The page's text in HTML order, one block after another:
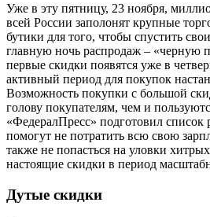
Уже в эту пятницу, 23 ноября,
всей России заполонят крупные
бутики для того, чтобы спустить
главную ночь распродаж – «черную
первые скидки появятся уже в
активный период для покупок
Возможность покупки с большой
голову покупателям, чем и
«ФедералПресс» подготовил список
помогут не потратить всю свою
также не попасться на уловки
настоящие скидки в период
Дутые скидки